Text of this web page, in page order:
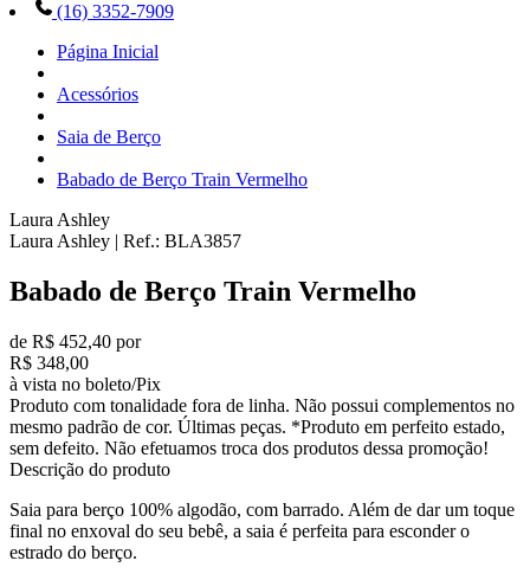
(16) 3352-7909
Página Inicial
Acessórios
Saia de Berço
Babado de Berço Train Vermelho
Laura Ashley
Laura Ashley | Ref.: BLA3857
Babado de Berço Train Vermelho
de R$ 452,40 por
R$ 348,00
à vista no boleto/Pix
Produto com tonalidade fora de linha. Não possui complementos no
mesmo padrão de cor. Últimas peças. *Produto em perfeito estado,
sem defeito. Não efetuamos troca dos produtos dessa promoção!
Descrição do produto
Saia para berço 100% algodão, com barrado. Além de dar um toque
final no enxoval do seu bebê, a saia é perfeita para esconder o
estrado do berço.